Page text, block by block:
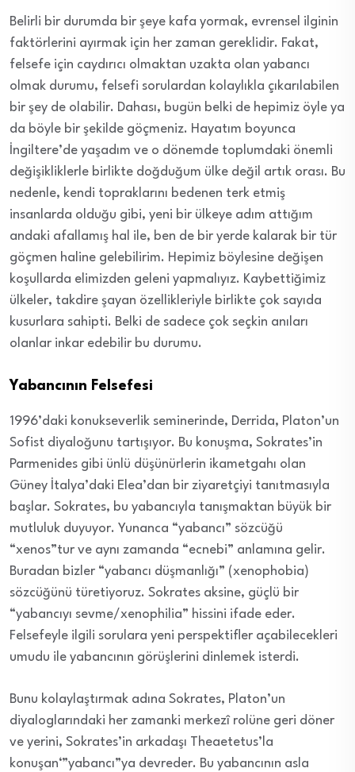
Belirli bir durumda bir şeye kafa yormak, evrensel ilginin
faktörlerini ayırmak için her zaman gereklidir. Fakat,
felsefe için caydırıcı olmaktan uzakta olan yabancı
olmak durumu, felsefi sorulardan kolaylıkla çıkarılabilen
bir şey de olabilir. Dahası, bugün belki de hepimiz öyle ya
da böyle bir şekilde göçmeniz. Hayatım boyunca
İngiltere’de yaşadım ve o dönemde toplumdaki önemli
değişikliklerle birlikte doğduğum ülke değil artık orası. Bu
nedenle, kendi topraklarını bedenen terk etmiş
insanlarda olduğu gibi, yeni bir ülkeye adım attığım
andaki afallamış hal ile, ben de bir yerde kalarak bir tür
göçmen haline gelebilirim. Hepimiz böylesine değişen
koşullarda elimizden geleni yapmalıyız. Kaybettiğimiz
ülkeler, takdire şayan özellikleriyle birlikte çok sayıda
kusurlara sahipti. Belki de sadece çok seçkin anıları
olanlar inkar edebilir bu durumu.
Yabancının Felsefesi
1996’daki konukseverlik seminerinde, Derrida, Platon’un
Sofist diyaloğunu tartışıyor. Bu konuşma, Sokrates’in
Parmenides gibi ünlü düşünürlerin ikametgahı olan
Güney İtalya’daki Elea’dan bir ziyaretçiyi tanıtmasıyla
başlar. Sokrates, bu yabancıyla tanışmaktan büyük bir
mutluluk duyuyor. Yunanca “yabancı” sözcüğü
“xenos”tur ve aynı zamanda “ecnebi” anlamına gelir.
Buradan bizler “yabancı düşmanlığı” (xenophobia)
sözcüğünü türetiyoruz. Sokrates aksine, güçlü bir
“yabancıyı sevme/xenophilia” hissini ifade eder.
Felsefeyle ilgili sorulara yeni perspektifler açabilecekleri
umudu ile yabancının görüşlerini dinlemek isterdi.
Bunu kolaylaştırmak adına Sokrates, Platon’un
diyaloglarındaki her zamanki merkezî rolüne geri döner
ve yerini, Sokrates’in arkadaşı Theaetetus’la
konuşan‘”yabancı”ya devreder. Bu yabancının asla